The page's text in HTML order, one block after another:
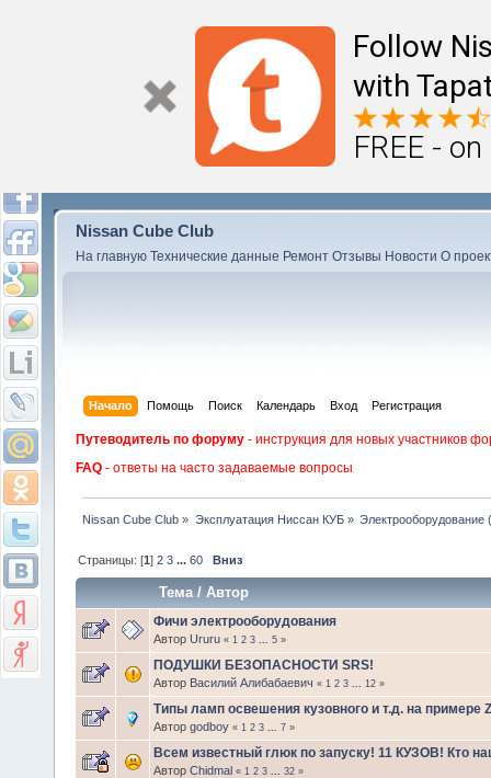
Follow
with
FREE -
Nissan Cube Club
На главную Технические данные Ремонт Отзывы Новости О
Начало Помощь Поиск Календарь Вход Регистрация
Путеводитель по форуму - инструкция для новых участников
FAQ - ответы на часто задаваемые вопросы
Nissan Cube Club » Эксплуатация Ниссан КУБ» Электрооборудование
Страницы: [1]2 3 ...60 Вниз
Тема/Автор
Фичи электрооборудования
Автор Ururu « 1 2 3 5 »
ПОДУШКИ БЕЗОПАСНОСТИ SRS!
Автор Василий Алибабаевич « 1 2 3 12 »
Типы ламп освешения кузовного и т.д. на примере
Автор godboy « 1 2 3 7 »
Всем известный глюк по запуску! 11 КУЗОВ! Кто
Автор Chidmal « 1 2 3 32 »